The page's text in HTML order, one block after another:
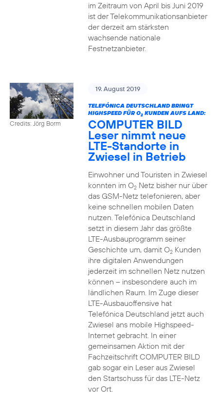
im Zeitraum von April bis Juni 2019
ist der Telekommunikationsanbieter
der derzeit am stärksten
wachsende nationale
Festnetzanbieter.
Credits: Jörg Borm
19. August 2019
TELEFÓNICA DEUTSCHLAND BRINGT
HIGHSPEED FÜR O2KUNDEN AUFS LAND:
COMPUTER BILD
Leser nimmt neue
LTE-Standorte in
Zwiesel in Betrieb
Einwohner und Touristen in Zwiesel
konnten im O2Netz bisher nur über
das GSM-Netz telefonieren, aber
keine schnellen mobilen Daten
nutzen. Telefónica Deutschland
setzt in diesem Jahr das größte
LTE-Ausbauprogramm seiner
Geschichte um, damit O2Kunden
ihre digitalen Anwendungen
jederzeit im schnellen Netz nutzen
können – insbesondere auch im
ländlichen Raum. Im Zuge dieser
LTE-Ausbauoffensive hat
Telefónica Deutschland jetzt auch
Zwiesel ans mobile Highspeed-
Internet gebracht. In einer
gemeinsamen Aktion mit der
Fachzeitschrift COMPUTER BILD
gab sogar ein Leser aus Zwiesel
den Startschuss für das LTE-Netz
vor Ort.